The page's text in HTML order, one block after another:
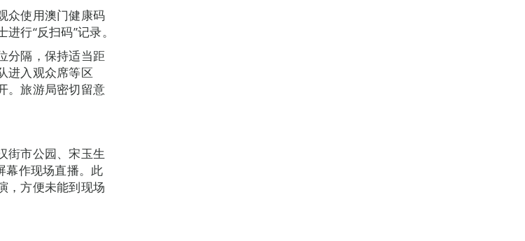
众使用澳门健康码
行“反扫码”记录。
分隔，保持适当距
进入观众席等区
。旅游局密切留意
街市公园、宋玉生
幕作现场直播。此
，方便未能到现场